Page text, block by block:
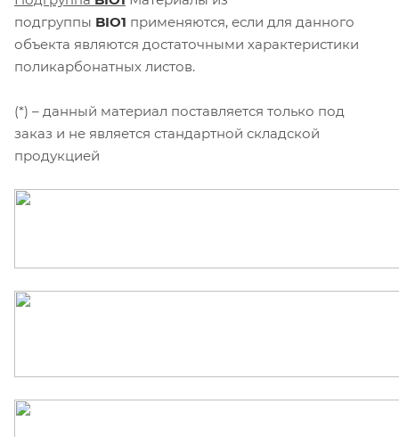
подгруппы BIO1 применяются, если для данного
объекта являются достаточными характеристики
поликарбонатных листов.
(*) – данный материал поставляется только под
заказ и не является стандартной складской
продукцией